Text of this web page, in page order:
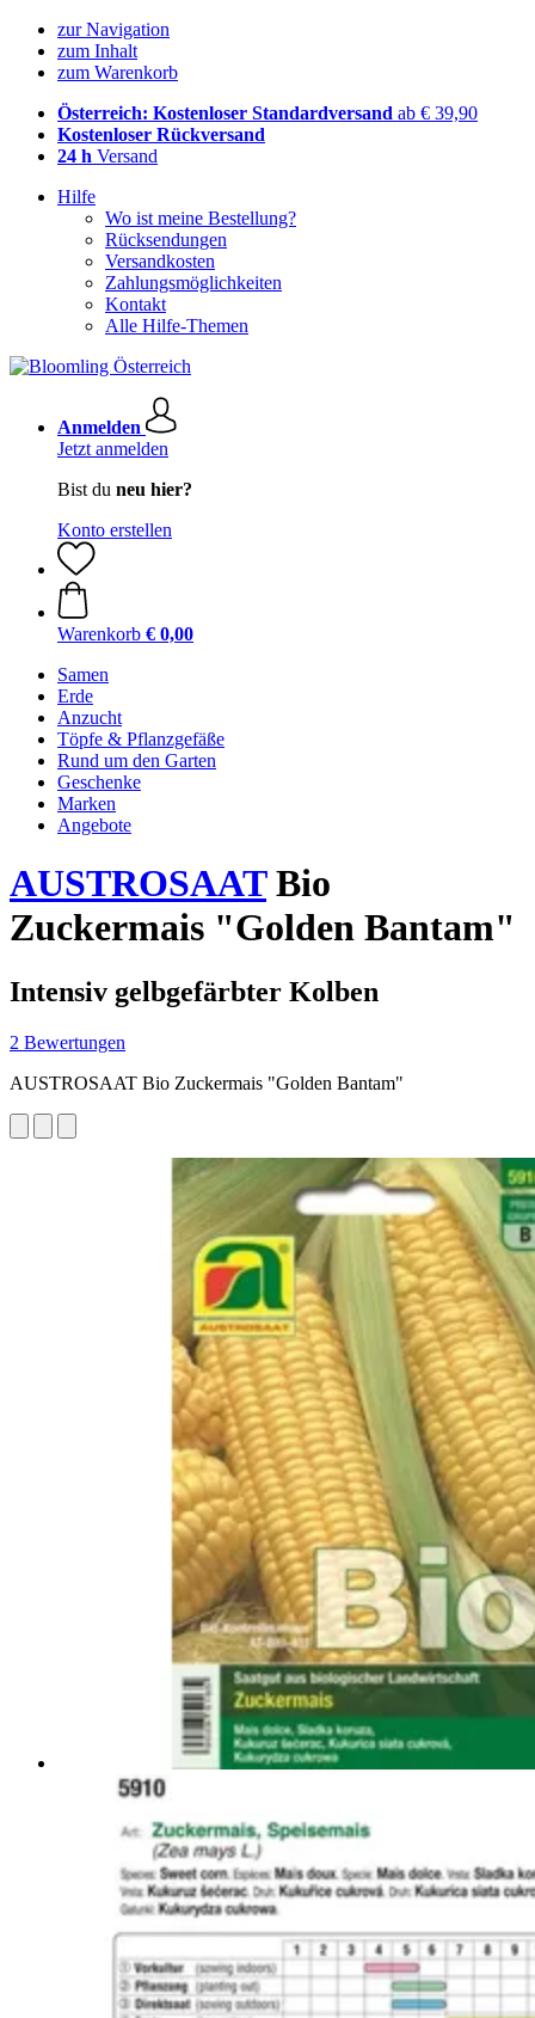
zur Navigation
zum Inhalt
zum Warenkorb
Österreich: Kostenloser Standardversand ab € 39,90
Kostenloser Rückversand
24 h Versand
Hilfe
Wo ist meine Bestellung?
Rücksendungen
Versandkosten
Zahlungsmöglichkeiten
Kontakt
Alle Hilfe-Themen
Anmelden
Jetzt anmelden
Bist du neu hier?
Konto erstellen
Warenkorb € 0,00
Samen
Erde
Anzucht
Töpfe & Pflanzgefäße
Rund um den Garten
Geschenke
Marken
Angebote
AUSTROSAATBio
Zuckermais "Golden Bantam"
Intensiv gelbgefärbter Kolben
2 Bewertungen
AUSTROSAAT Bio Zuckermais "Golden Bantam"